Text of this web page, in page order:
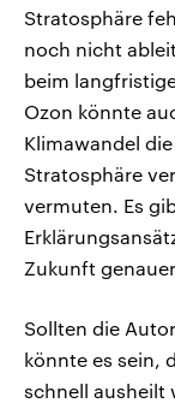
Stratosphäre
noch nicht
beim
Ozon könnte
Klimawandel
Stratosphäre
vermuten. Es
Zukunft
Sollten die
könnte es sein,
schnell ausheilt